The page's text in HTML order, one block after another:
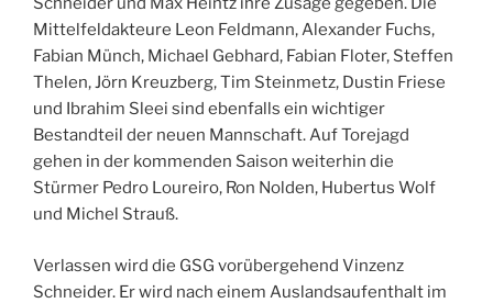
Mittelfeldakteure Leon Feldmann, Alexander Fuchs,
Fabian Münch, Michael Gebhard, Fabian Floter, Steffen
Thelen, Jörn Kreuzberg, Tim Steinmetz, Dustin Friese
und Ibrahim Sleei sind ebenfalls ein wichtiger
Bestandteil der neuen Mannschaft. Auf Torejagd
gehen in der kommenden Saison weiterhin die
Stürmer Pedro Loureiro, Ron Nolden, Hubertus Wolf
und Michel Strauß.
Verlassen wird die GSG vorübergehend Vinzenz
Schneider. Er wird nach einem Auslandsaufenthalt im